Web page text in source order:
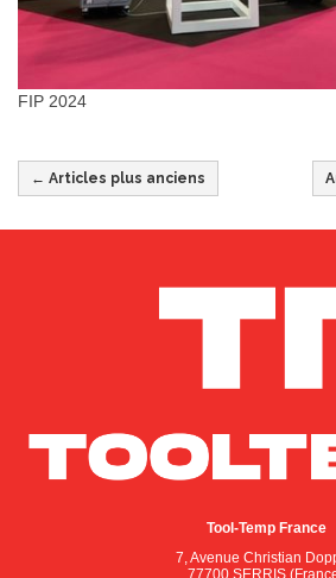
FIP 2024
← Articles plus anciens
Tool-Temp France
7, Avenue Christian
77700 SERRIS